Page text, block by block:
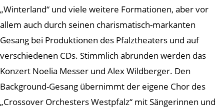
„Winterland“ und viele weitere Formationen, aber vor
allem auch durch seinen charismatisch-markanten
Gesang bei Produktionen des Pfalztheaters und auf
verschiedenen CDs. Stimmlich abrunden werden das
Konzert Noelia Messer und Alex Wildberger. Den
Background-Gesang übernimmt der eigene Chor des
„Crossover Orchesters Westpfalz“ mit Sängerinnen und